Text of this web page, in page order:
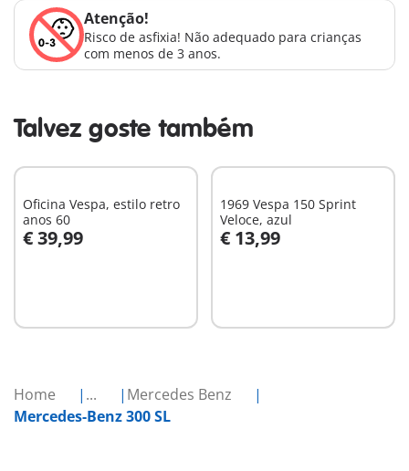
Home ...
Mercedes Benz
Mercedes-Benz 300 SL
Atenção!
Risco de asfixia! Não adequado para crianças
com menos de 3 anos.
Talvez goste também
Oficina Vespa, estilo retro
anos 60
€ 39,99
Ao carrinho
1969 Vespa 150 Sprint
Veloce, azul
€ 13,99
Ao carrinho